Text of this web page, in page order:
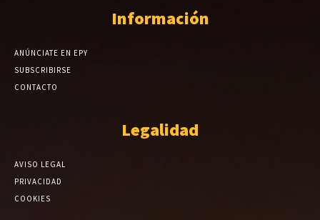
Información
ANÚNCIATE EN EPY
SUBSCRIBIRSE
CONTACTO
Legalidad
AVISO LEGAL
PRIVACIDAD
COOKIES